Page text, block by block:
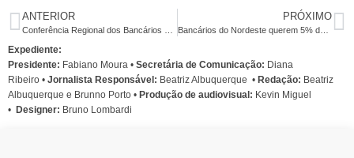
ANTERIOR PRÓXIMO
Bancários do Nordeste querem 5% de aumento real e melhores condições de trabalho
Expediente:
Presidente: Fabiano Moura • Secretária de Comunicação: Diana
Ribeiro • Jornalista Responsável: Beatriz Albuquerque • Redação: Beatriz
Albuquerque e Brunno Porto • Produção de audiovisual: Kevin Miguel
• Designer: Bruno Lombardi